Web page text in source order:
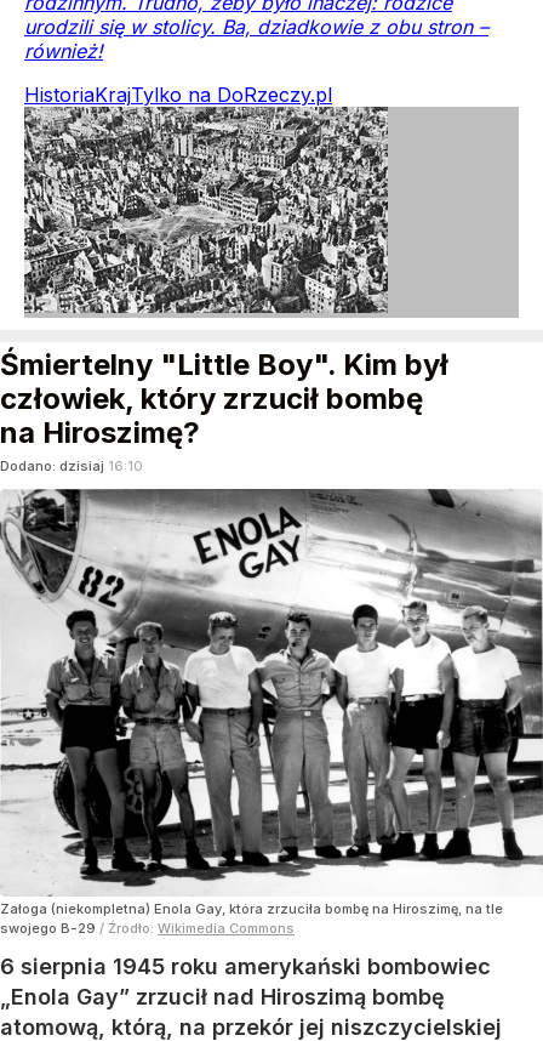
urodzili się w stolicy. Ba, dziadkowie z obu stron –
również!
HistoriaKrajTylko na DoRzeczy.pl
Śmiertelny "Little Boy". Kim był
człowiek, który zrzucił bombę
na Hiroszimę?
Dodano: dzisiaj 16:10
Załoga (niekompletna) Enola Gay, która zrzuciła bombę na Hiroszimę, na tle
swojego B-29 / Źródło: Wikimedia Commons
6 sierpnia 1945 roku amerykański bombowiec
„Enola Gay” zrzucił nad Hiroszimą bombę
atomową, którą, na przekór jej niszczycielskiej